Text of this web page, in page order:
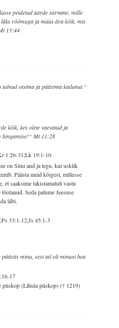
peidetud aarde sarnane, mille
rõõmuga ja müüs ära kõik, mis
13:44
tulnud otsima ja päästma kadunut.“
kõik, kes olete vaevatud ja
hingamise!“ Mt 11:28
1:26-31;Lk 19:1-10
on Sinu and ja tegu, kui usklik
Päästa meid kõigest, millesse
et saaksime takistamatult vastu
Seda palume Jeesuse
läbi.
33:1-12;Js 45:1-3
minu, sest tal oli minust hea
17
piiskop (Lihula piiskop) († 1219)